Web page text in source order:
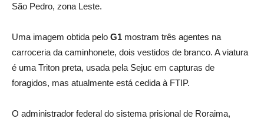
São Pedro, zona Leste.
Uma imagem obtida pelo G1 mostram três agentes na
carroceria da caminhonete, dois vestidos de branco. A viatura
é uma Triton preta, usada pela Sejuc em capturas de
foragidos, mas atualmente está cedida à FTIP.
O administrador federal do sistema prisional de Roraima,